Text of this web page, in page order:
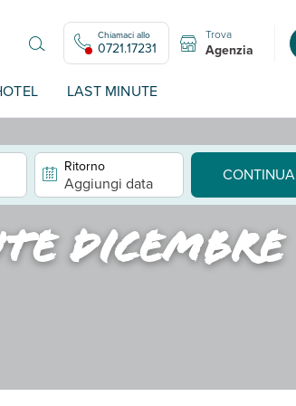
Chiamaci allo
0721.17231
Trova
Agenzia
LAST MINUTE
Ritorno
Aggiungi data CONTINUA
dicembre